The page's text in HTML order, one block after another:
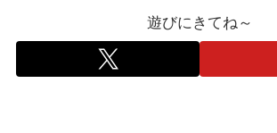
遊びにきてね～